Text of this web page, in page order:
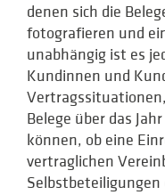
denen sich die
fotografieren und
unabhängig ist es
Kundinnen und
Belege über das
können, ob eine
vertraglichen